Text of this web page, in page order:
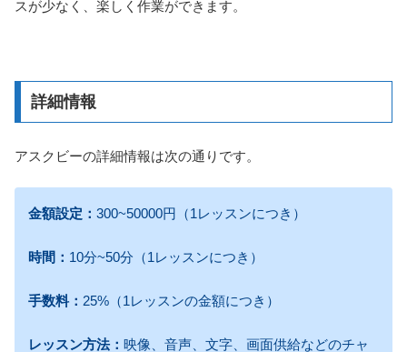
スが少なく、楽しく作業ができます。
詳細情報
アスクビーの詳細情報は次の通りです。
金額設定： 300~50000円（1レッスンにつき）
時間： 10分~50分（1レッスンにつき）
手数料： 25%（1レッスンの金額につき）
レッスン方法： 映像、音声、文字、画面供給などのチャ